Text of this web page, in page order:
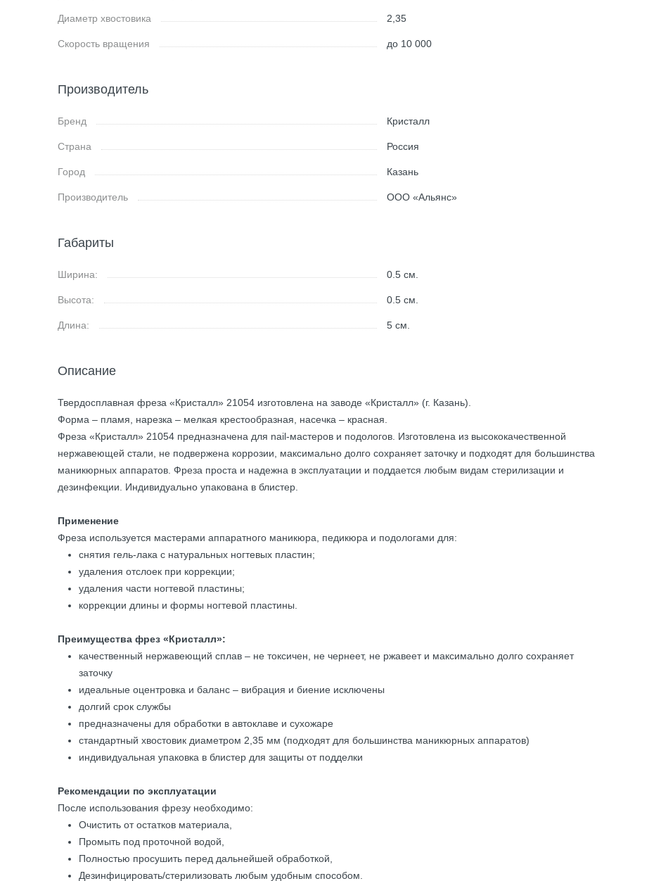
Диаметр хвостовика 2,35
Скорость вращения до 10 000
Производитель
Бренд Кристалл
Страна Россия
Город Казань
Производитель ООО «Альянс»
Габариты
Ширина: 0.5 см.
Высота: 0.5 см.
Длина: 5 см.
Описание
Твердосплавная фреза «Кристалл» 21054 изготовлена на заводе «Кристалл» (г. Казань).
Форма – пламя, нарезка – мелкая крестообразная, насечка – красная.
Фреза «Кристалл» 21054 предназначена для nail-мастеров и подологов. Изготовлена из высококачественной
нержавеющей стали, не подвержена коррозии, максимально долго сохраняет заточку и подходят для большинства
маникюрных аппаратов. Фреза проста и надежна в эксплуатации и поддается любым видам стерилизации и
дезинфекции. Индивидуально упакована в блистер.
Применение
Фреза используется мастерами аппаратного маникюра, педикюра и подологами для:
снятия гель-лака с натуральных ногтевых пластин;
удаления отслоек при коррекции;
удаления части ногтевой пластины;
коррекции длины и формы ногтевой пластины.
Преимущества фрез «Кристалл»:
качественный нержавеющий сплав – не токсичен, не чернеет, не ржавеет и максимально долго сохраняет
заточку
идеальные оцентровка и баланс – вибрация и биение исключены
долгий срок службы
предназначены для обработки в автоклаве и сухожаре
стандартный хвостовик диаметром 2,35 мм (подходят для большинства маникюрных аппаратов)
индивидуальная упаковка в блистер для защиты от подделки
Рекомендации по эксплуатации
После использования фрезу необходимо:
Очистить от остатков материала,
Промыть под проточной водой,
Полностью просушить перед дальнейшей обработкой,
Дезинфицировать/стерилизовать любым удобным способом.